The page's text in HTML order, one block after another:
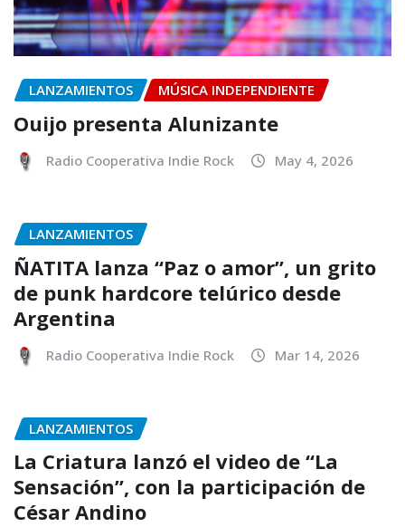
LANZAMIENTOS MÚSICA INDEPENDIENTE
Ouijo presenta Alunizante
Radio Cooperativa Indie Rock May 4, 2026
LANZAMIENTOS
ÑATITA lanza “Paz o amor”, un grito
de punk hardcore telúrico desde
Argentina
Radio Cooperativa Indie Rock Mar 14, 2026
LANZAMIENTOS
La Criatura lanzó el video de “La
Sensación”, con la participación de
César Andino